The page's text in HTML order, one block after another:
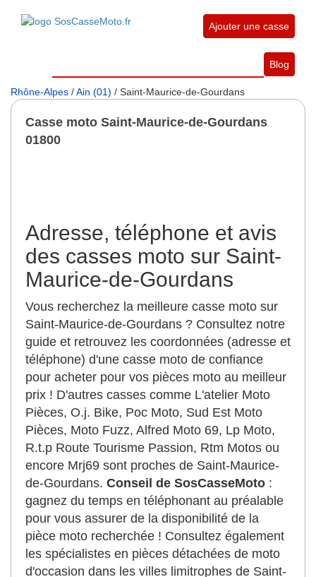
Ajouter une casse
Blog
Rhône-Alpes /Ain (01) / Saint-Maurice-de-Gourdans
Casse moto Saint-Maurice-de-Gourdans
01800
Adresse, téléphone et avis
des casses moto sur Saint-
Maurice-de-Gourdans
Vous recherchez la meilleure casse moto sur
Saint-Maurice-de-Gourdans ? Consultez notre
guide et retrouvez les coordonnées (adresse et
téléphone) d'une casse moto de confiance
pour acheter pour vos pièces moto au meilleur
prix ! D'autres casses comme L'atelier Moto
Pièces, O.j. Bike, Poc Moto, Sud Est Moto
Pièces, Moto Fuzz, Alfred Moto 69, Lp Moto,
R.t.p Route Tourisme Passion, Rtm Motos ou
encore Mrj69 sont proches de Saint-Maurice-
de-Gourdans. Conseil de SosCasseMoto :
gagnez du temps en téléphonant au préalable
pour vous assurer de la disponibilité de la
pièce moto recherchée ! Consultez également
les spécialistes en pièces détachées de moto
d'occasion dans les villes limitrophes de Saint-